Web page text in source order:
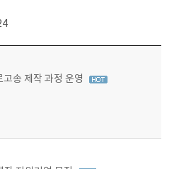
송 제작 과정 운영